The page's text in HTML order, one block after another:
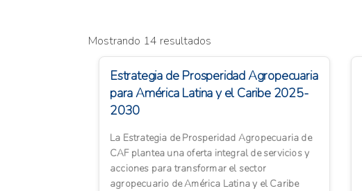
Mostrando 14 resultados
Estrategia de Prosperidad Agropecuaria
para América Latina y el Caribe 2025-
2030
La Estrategia de Prosperidad Agropecuaria de
CAF plantea una oferta integral de servicios y
acciones para transformar el sector
agropecuario de América Latina y el Caribe